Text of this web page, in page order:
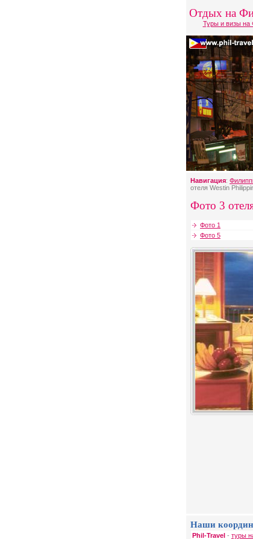
Отдых на
Туры и визы на
Навигация:
отеля Westin
Фото 3
Фото 1
Фото 5
Наши
Phil-Travel - туры